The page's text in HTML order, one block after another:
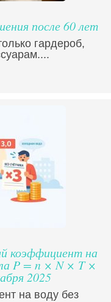
после 60 лет
гардероб,
коэффициент на
P = n × N × T ×
2025
на воду без